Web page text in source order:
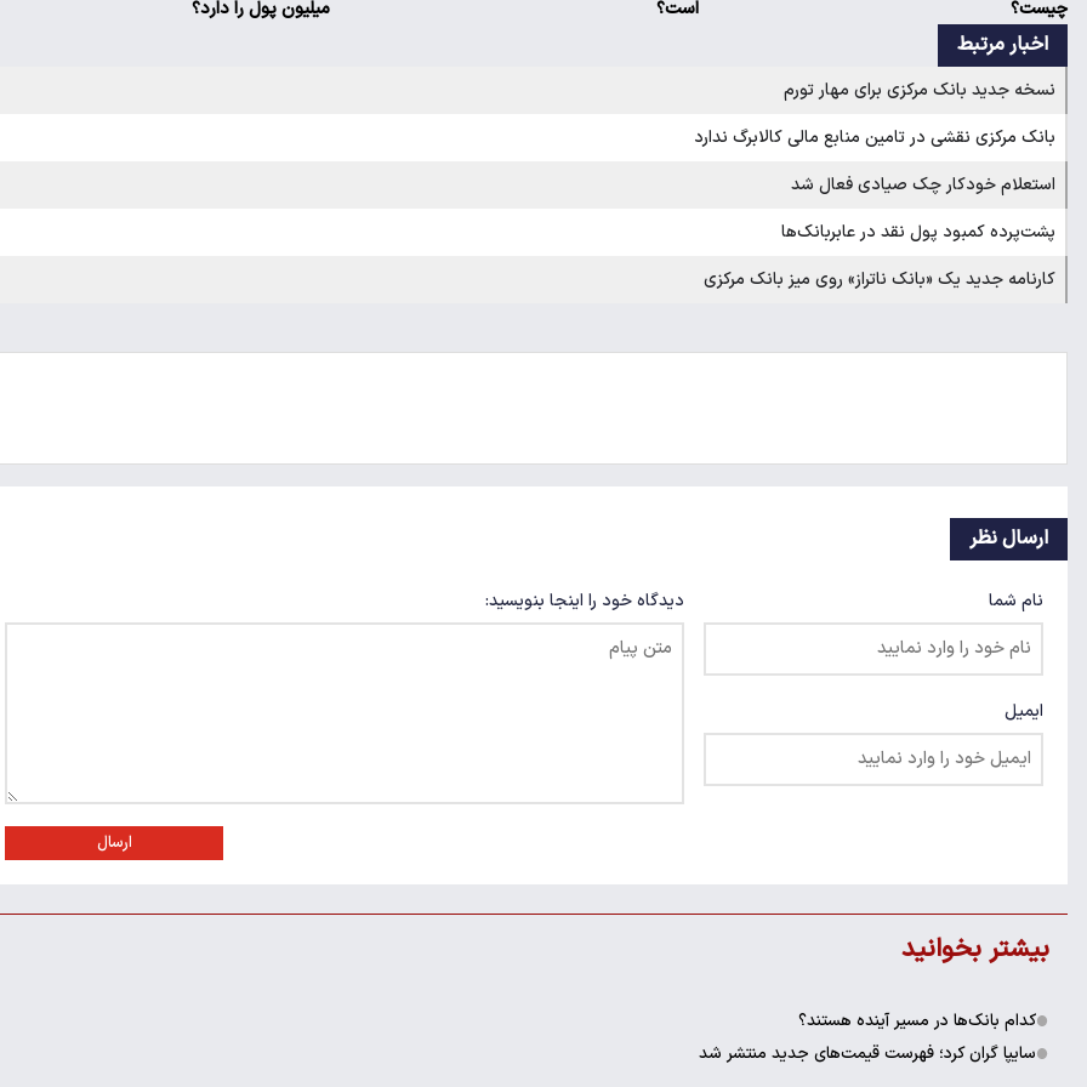
چیست؟
است؟
میلیون پول را دارد؟
اخبار مرتبط
نسخه جدید بانک مرکزی برای مهار تورم
بانک مرکزی نقشی در تامین منابع مالی کالابرگ ندارد
استعلام خودکار چک صیادی فعال شد
پشت‌پرده کمبود پول نقد در عابربانک‌ها
کارنامه جدید یک «بانک ناتراز» روی میز بانک مرکزی
ارسال نظر
نام شما
ایمیل
دیدگاه خود را اینجا بنویسید:
ارسال
بیشتر بخوانید
کدام بانک‌ها در مسیر آینده هستند؟
سایپا گران کرد؛ فهرست قیمت‌های جدید منتشر شد